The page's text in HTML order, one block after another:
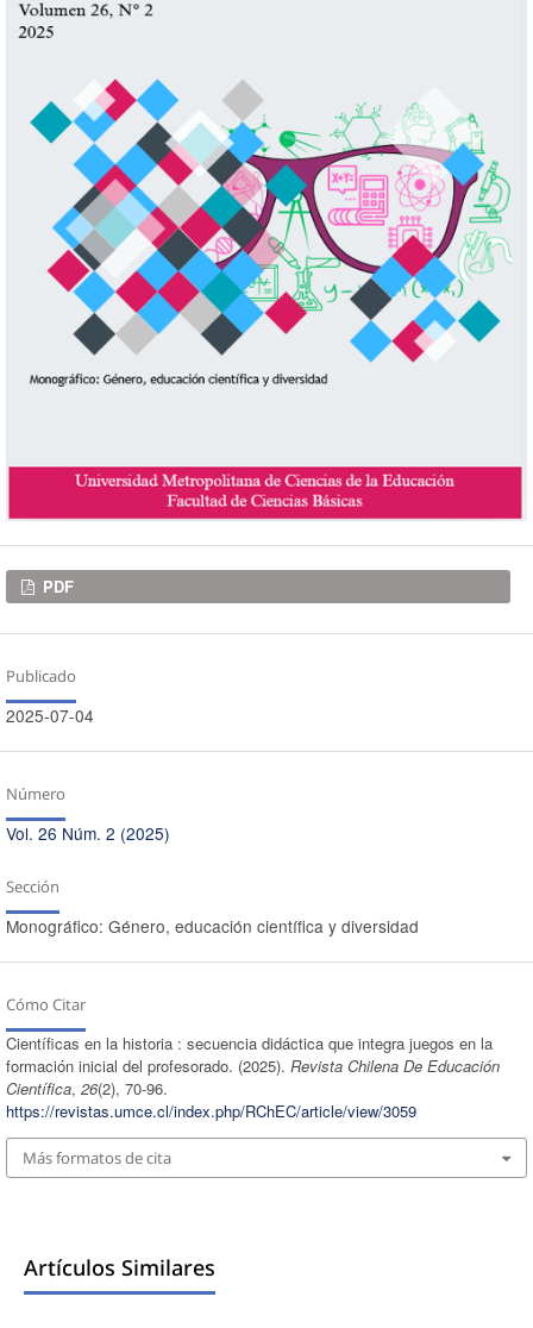
Descargas
PDF
Publicado
2025-07-04
Número
Vol. 26 Núm. 2 (2025)
Sección
Monográfico: Género, educación científica y diversidad
Cómo Citar
Científicas en la historia : secuencia didáctica que integra juegos en la
formación inicial del profesorado. (2025). Revista Chilena De Educación
Científica, 26(2), 70-96.
https://revistas.umce.cl/index.php/RChEC/article/view/3059
Más formatos de cita
Artículos Similares